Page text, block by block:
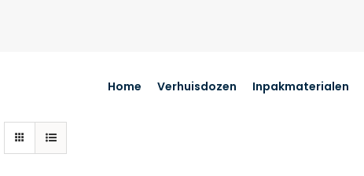
Home Verhuisdozen Inpakmaterialen